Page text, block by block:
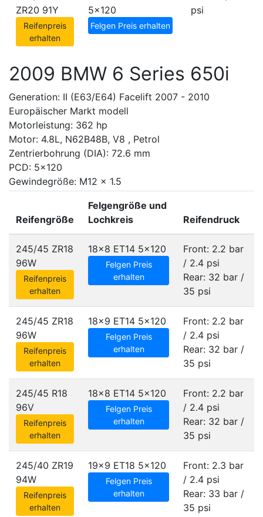
ZR20 91Y
Reifenpreis
erhalten
5x120
Felgen Preis erhalten
psi
2009 BMW 6 Series 650i
Generation: II (E63/E64) Facelift 2007 - 2010
Europäischer Markt modell
Motorleistung: 362 hp
Motor: 4.8L, N62B48B, V8 , Petrol
Zentrierbohrung (DIA): 72.6 mm
PCD: 5x120
Gewindegröße: M12 x 1.5
Reifengröße
Felgengröße und
Lochkreis
Reifendruck
245/45 ZR18
96W
Reifenpreis
erhalten
18x8 ET14 5x120
Felgen Preis
erhalten
Front: 2.2 bar
/ 2.4 psi
Rear: 32 bar /
35 psi
245/45 ZR18
96W
Reifenpreis
erhalten
18x9 ET14 5x120
Felgen Preis
erhalten
Front: 2.2 bar
/ 2.4 psi
Rear: 32 bar /
35 psi
245/45 R18
96V
Reifenpreis
erhalten
18x8 ET14 5x120
Felgen Preis
erhalten
Front: 2.2 bar
/ 2.4 psi
Rear: 32 bar /
35 psi
245/40 ZR19
94W
Reifenpreis
erhalten
19x9 ET18 5x120
Felgen Preis
erhalten
Front: 2.3 bar
/ 2.4 psi
Rear: 33 bar /
35 psi